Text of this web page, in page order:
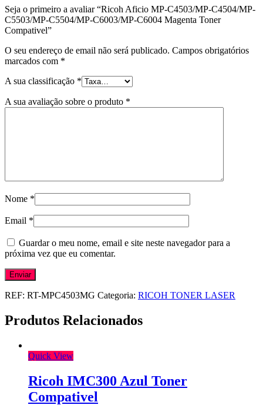
Seja o primeiro a avaliar “Ricoh Aficio MP-C4503/MP-C4504/MP-
C5503/MP-C5504/MP-C6003/MP-C6004 Magenta Toner
Compativel”
O seu endereço de email não será publicado. Campos obrigatórios
marcados com *
A sua classificação *
A sua avaliação sobre o produto *
Nome *
Email *
Guardar o meu nome, email e site neste navegador para a
próxima vez que eu comentar.
REF: RT-MPC4503MG Categoria: RICOH TONER LASER
Produtos Relacionados
Quick View
Ricoh IMC300 Azul Toner
Compativel